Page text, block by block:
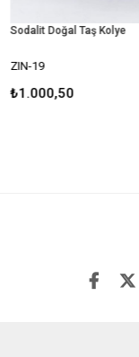
Sodalit Doğal Taş Kolye
ZIN-19
₺1.000,50